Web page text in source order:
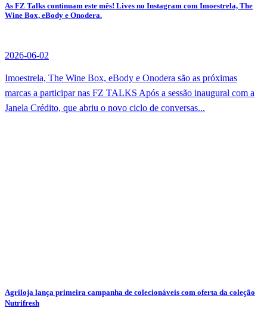
As FZ Talks continuam este mês! Lives no Instagram com Imoestrela, The
Wine Box, eBody e Onodera.
2026-06-02
Imoestrela, The Wine Box, eBody e Onodera são as próximas
marcas a participar nas FZ TALKS Após a sessão inaugural com a
Janela Crédito, que abriu o novo ciclo de conversas...
Agriloja lança primeira campanha de colecionáveis com oferta da coleção
Nutrifresh